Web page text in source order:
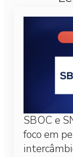
SBOC e
foco em